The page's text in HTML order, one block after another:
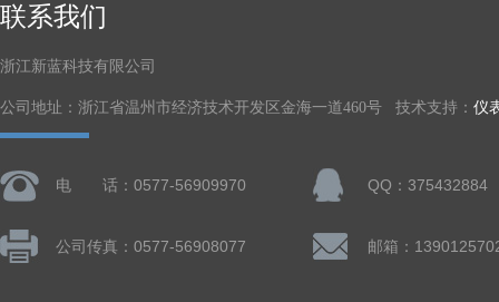
联系我们
浙江新蓝科技有限公司
公司地址：浙江省温州市经济技术开发区金海一道460号 技术支持： 仪
电 话：0577-56909970 QQ：375432884
公司传真：0577-56908077